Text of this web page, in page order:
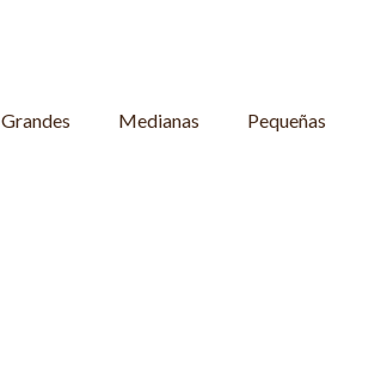
Grandes Medianas Pequeñas